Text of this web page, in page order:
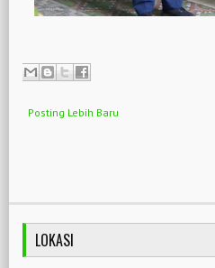
Posting Lebih Baru
LOKASI